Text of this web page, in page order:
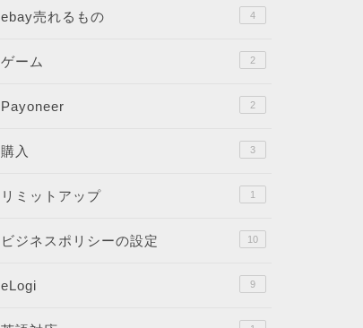
ebay売れるもの 4
ゲーム 2
Payoneer 2
購入 3
リミットアップ 1
ビジネスポリシーの設定 10
eLogi 9